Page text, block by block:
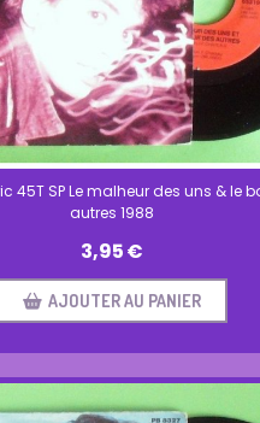
45T SP Le malheur des uns & le
autres 1988
3,95€
AJOUTER AU PANIER